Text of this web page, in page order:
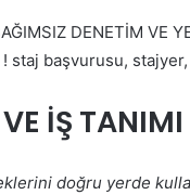
DENETİM VE
başvurusu, stajyer,
İŞ TANIMI
doğru yerde